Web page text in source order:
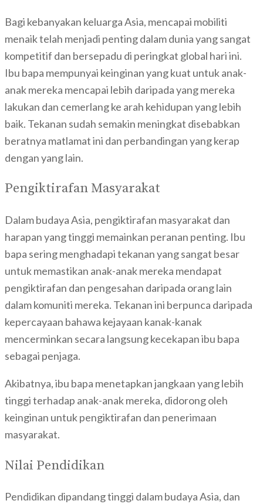
Bagi kebanyakan keluarga Asia, mencapai mobiliti
menaik telah menjadi penting dalam dunia yang sangat
kompetitif dan bersepadu di peringkat global hari ini.
Ibu bapa mempunyai keinginan yang kuat untuk anak-
anak mereka mencapai lebih daripada yang mereka
lakukan dan cemerlang ke arah kehidupan yang lebih
baik. Tekanan sudah semakin meningkat disebabkan
beratnya matlamat ini dan perbandingan yang kerap
dengan yang lain.
Pengiktirafan Masyarakat
Dalam budaya Asia, pengiktirafan masyarakat dan
harapan yang tinggi memainkan peranan penting. Ibu
bapa sering menghadapi tekanan yang sangat besar
untuk memastikan anak-anak mereka mendapat
pengiktirafan dan pengesahan daripada orang lain
dalam komuniti mereka. Tekanan ini berpunca daripada
kepercayaan bahawa kejayaan kanak-kanak
mencerminkan secara langsung kecekapan ibu bapa
sebagai penjaga.
Akibatnya, ibu bapa menetapkan jangkaan yang lebih
tinggi terhadap anak-anak mereka, didorong oleh
keinginan untuk pengiktirafan dan penerimaan
masyarakat.
Nilai Pendidikan
Pendidikan dipandang tinggi dalam budaya Asia, dan